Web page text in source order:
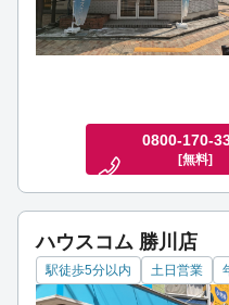
0800-170-
[無料]
ハウスコム 勝川店
駅徒歩5分以内 土日営業